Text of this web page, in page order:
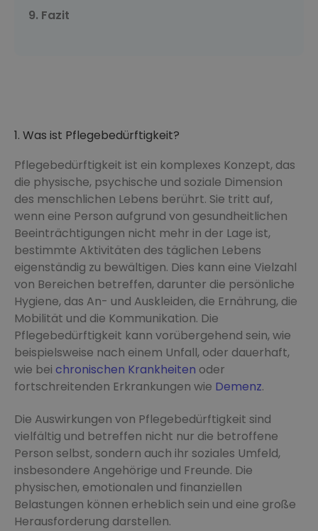
Fazit
1. Was ist Pflegebedürftigkeit?
Pflegebedürftigkeit ist ein komplexes Konzept, das
die physische, psychische und soziale Dimension
des menschlichen Lebens berührt. Sie tritt auf,
wenn eine Person aufgrund von gesundheitlichen
Beeinträchtigungen nicht mehr in der Lage ist,
bestimmte Aktivitäten des täglichen Lebens
eigenständig zu bewältigen. Dies kann eine Vielzahl
von Bereichen betreffen, darunter die persönliche
Hygiene, das An- und Auskleiden, die Ernährung, die
Mobilität und die Kommunikation. Die
Pflegebedürftigkeit kann vorübergehend sein, wie
beispielsweise nach einem Unfall, oder dauerhaft,
wie bei chronischen Krankheiten oder
fortschreitenden Erkrankungen wie Demenz.
Die Auswirkungen von Pflegebedürftigkeit sind
vielfältig und betreffen nicht nur die betroffene
Person selbst, sondern auch ihr soziales Umfeld,
insbesondere Angehörige und Freunde. Die
physischen, emotionalen und finanziellen
Belastungen können erheblich sein und eine große
Herausforderung darstellen.